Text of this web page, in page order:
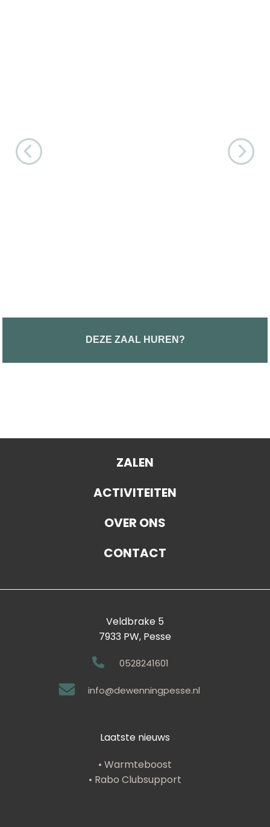
DEZE ZAAL HUREN?
ZALEN
ACTIVITEITEN
OVER ONS
CONTACT
Veldbrake 5
7933 PW, Pesse
0528241601
info@dewenningpesse.nl
Laatste nieuws
• Warmteboost
• Rabo Clubsupport